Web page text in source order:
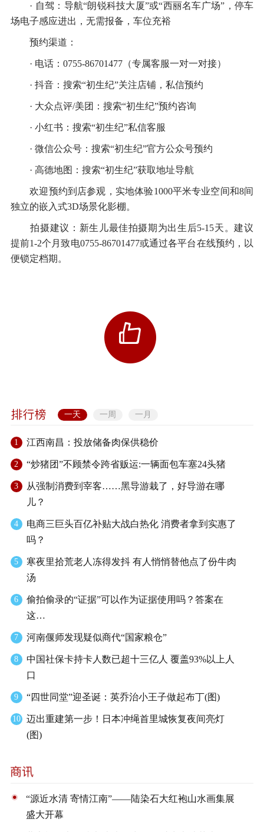
· 自驾：导航“朗锐科技大厦”或“西丽名车广场”，停车
场电子感应进出，无需报备，车位充裕
预约渠道：
· 电话：0755-86701477（专属客服一对一对接）
· 抖音：搜索“初生纪”关注店铺，私信预约
· 大众点评/美团：搜索“初生纪”预约咨询
· 小红书：搜索“初生纪”私信客服
· 微信公众号：搜索“初生纪”官方公众号预约
· 高德地图：搜索“初生纪”获取地址导航
欢迎预约到店参观，实地体验1000平米专业空间和8间
独立的嵌入式3D场景化影棚。
拍摄建议：新生儿最佳拍摄期为出生后5-15天。建议
提前1-2个月致电0755-86701477或通过各平台在线预约，以
便锁定档期。
一天 一周 一月
1 江西南昌：投放储备肉保供稳价
2 “炒猪团”不顾禁令跨省贩运:一辆面包车塞24头猪
3
从强制消费到宰客……黑导游栽了，好导游在哪
儿？
4
电商三巨头百亿补贴大战白热化 消费者拿到实惠了
吗？
5
寒夜里拾荒老人冻得发抖 有人悄悄替他点了份牛肉
汤
6
偷拍偷录的“证据”可以作为证据使用吗？答案在
这…
7 河南偃师发现疑似商代“国家粮仓”
8
中国社保卡持卡人数已超十三亿人 覆盖93%以上人
口
9 “四世同堂”迎圣诞：英乔治小王子做起布丁(图)
10
迈出重建第一步！日本冲绳首里城恢复夜间亮灯
(图)
“源近水清 寄情江南”——陆染石大红袍山水画集展
盛大开幕